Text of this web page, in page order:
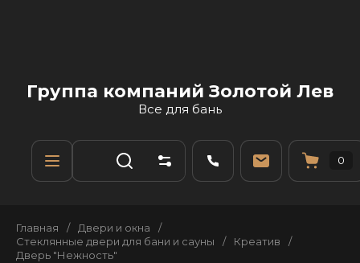
Группа компаний Золотой Лев
Все для бань
0
Главная / Двери и окна
/
Стеклянные двери для бани и сауны
/ Креатив
/
Дверь "Нежность"